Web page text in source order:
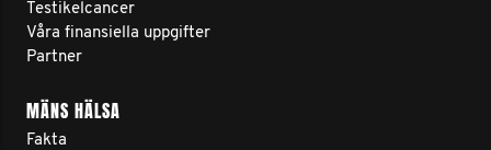
Testikelcancer
Våra finansiella uppgifter
Partner
MÄNS HÄLSA
Fakta